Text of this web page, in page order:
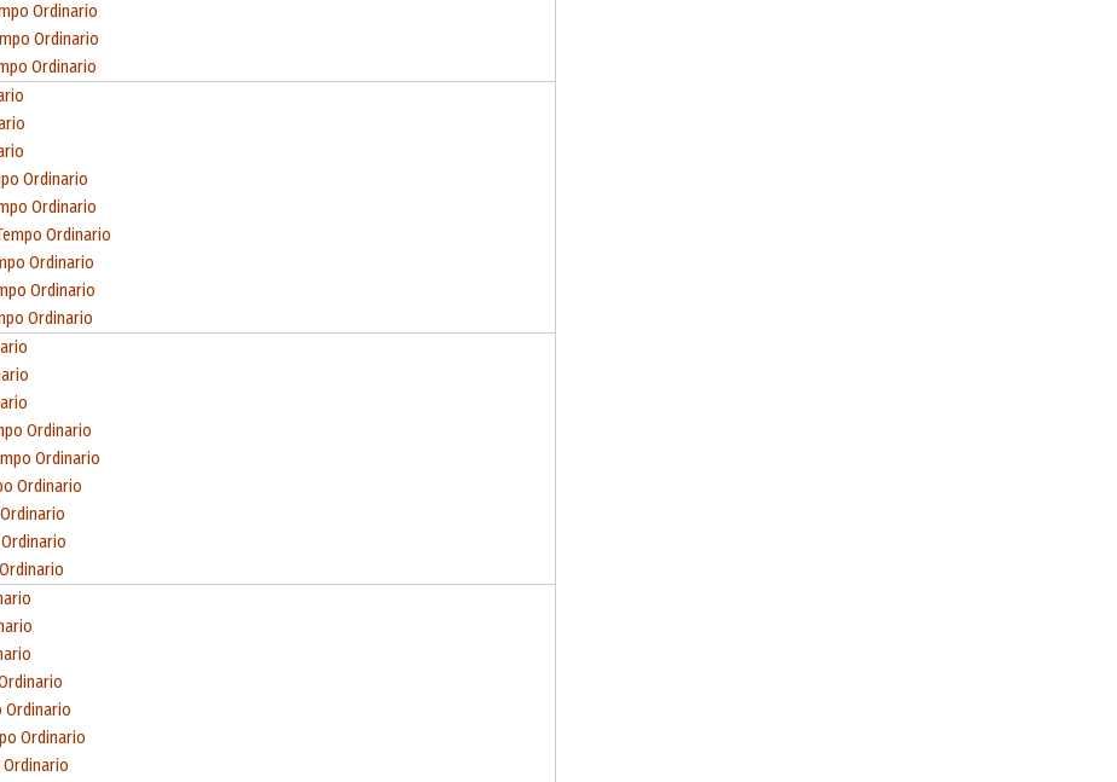
Ordinario
Ordinario
Ordinario
Ordinario
Ordinario
Ordinario
Ordinario
Ordinario
Ordinario
Ordinario
Ordinario
Ordinario
Ordinario
Ordinario
Ordinario